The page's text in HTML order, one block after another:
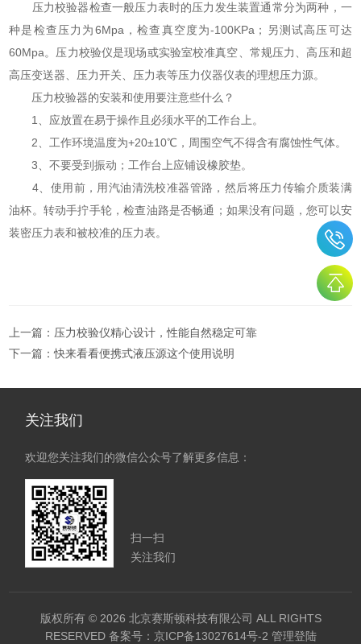
压力校验器检查一般压力表时的压力发生装置通常分为两种，一
种是检查压力为6Mpa，检查真空度为-100KPa；另测试高压可达
60Mpa。压力校验仪是现场或实验室校准真空、常规压力、高压和超
高压变送器、压力开关、压力表等压力仪器仪表的理想压力源。
压力校验器的安装和使用要注意些什么？
1、应放置在易于操作且必须水平的工作台上。
2、工作环境温度为+20±10℃，周围空气不得含有腐蚀性气体。
3、不要受到振动；工作台上应铺设橡胶垫。
4、使用前，用汽油清洗校准器管路，然后将压力传输介质装满
油杯。转动手拧手轮，检查油路是否畅通；如果没有问题，您可以安
装密压力表和被校准的压力表。
上一篇： 压力校验仪精心设计，性能自然稳定可靠
下一篇：快来看看便携式液压源这个使用说明
关注我们
欢迎您关注我们的微信公众号了解更多信息：
扫一扫
关注我们
版权所有 © 2026 北京赛斯顿科技有限公司 ALL RIGHTS
RESERVED 备案号：京ICP备13027614号-2 管理登陆